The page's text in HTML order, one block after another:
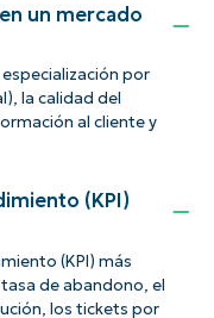
un mercado
por
la calidad del
al cliente y
(KPI)
(KPI) más
de abandono, el
los tickets por